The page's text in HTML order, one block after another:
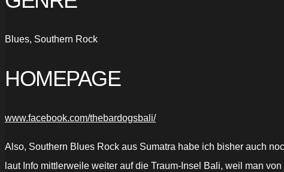
Blues, Southern Rock
HOMEPAGE
www.facebook.com/thebardogsbali/
Also, Southern Blues Rock aus Sumatra habe ich bisher auch
laut Info mittlerweile weiter auf die Traum-Insel Bali, weil man